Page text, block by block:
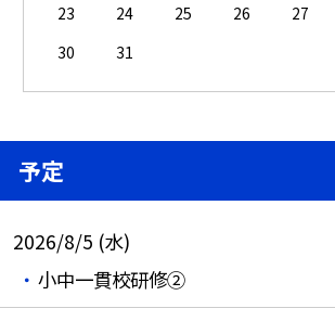
23
24 25 26 27
30
31
予定
2026/8/5 (水)
小中一貫校研修②